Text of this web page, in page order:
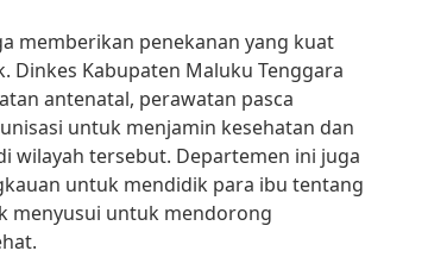
memberikan penekanan yang kuat
Dinkes Kabupaten Maluku Tenggara
antenatal, perawatan pasca
untuk menjamin kesehatan dan
wilayah tersebut. Departemen ini juga
untuk mendidik para ibu tentang
menyusui untuk mendorong